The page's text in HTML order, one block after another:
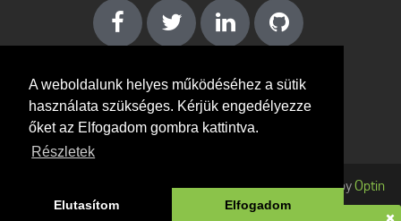
A weboldalunk helyes működéséhez a sütik
használata szükséges. Kérjük engedélyezze
őket az Elfogadom gombra kattintva.
Részletek
Elutasítom Elfogadom
Kapcsolat
Optin Minden jog fenntartva! Designed byOptin